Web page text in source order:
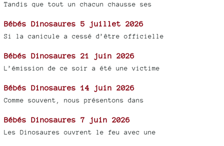
Tandis que tout un chacun chausse ses
Bébés Dinosaures 5 juillet 2026
Si la canicule a cessé d’être officielle
Bébés Dinosaures 21 juin 2026
L’émission de ce soir a été une victime
Bébés Dinosaures 14 juin 2026
Comme souvent, nous présentons dans
Bébés Dinosaures 7 juin 2026
Les Dinosaures ouvrent le feu avec une